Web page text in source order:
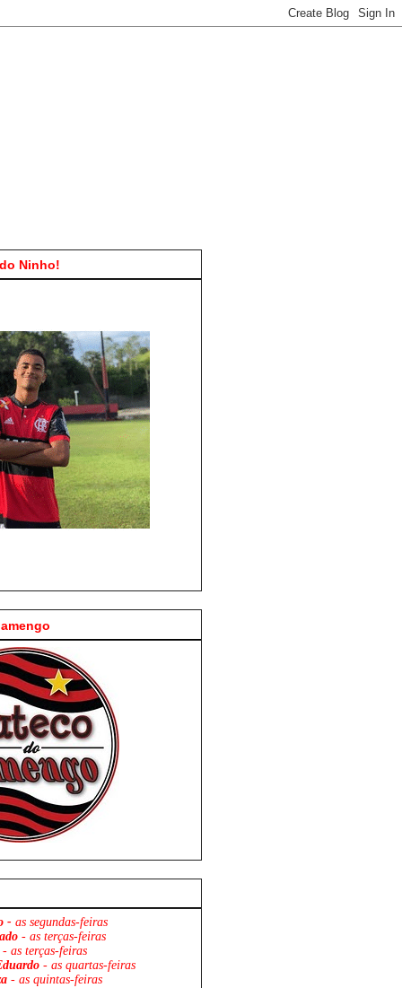
Ninho!
- as segundas-feiras
- as terças-feiras
- as terças-feiras
- as quartas-feiras
- as quintas-feiras